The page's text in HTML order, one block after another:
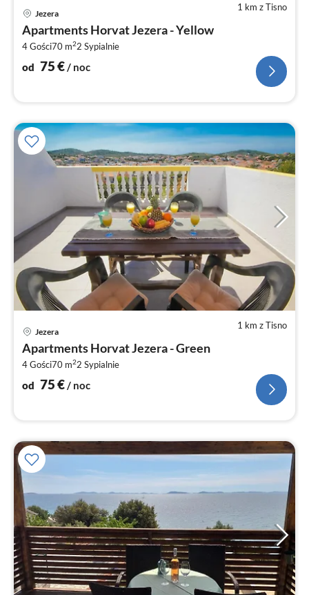
1 km z Tisno
Jezera
Apartments Horvat Jezera - Yellow
4 Gości70 m22 Sypialnie
od 75€/ noc
1 km z Tisno
Jezera
Apartments Horvat Jezera - Green
4 Gości70 m22 Sypialnie
od 75€/ noc